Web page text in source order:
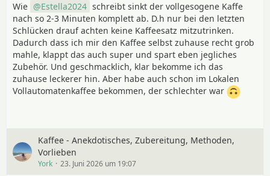
Wie
Estella2024 schreibt sinkt der vollgesogene Kaffe
nach so 2-3 Minuten komplett ab. D.h nur bei den letzten
Schlücken drauf achten keine Kaffeesatz mitzutrinken.
Dadurch dass ich mir den Kaffee selbst zuhause recht grob
mahle, klappt das auch super und spart eben jegliches
Zubehör. Und geschmacklich, klar bekomme ich das
zuhause leckerer hin. Aber habe auch schon im Lokalen
Vollautomatenkaffee bekommen, der schlechter war
Kaffee - Anekdotisches, Zubereitung, Methoden,
Vorlieben
York 23. Juni 2026 um 19:07